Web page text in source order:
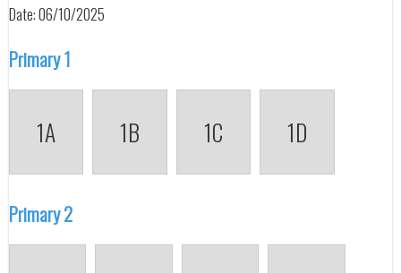
Date:06/10/2025
Primary 1
1A 1B 1C 1D
Primary 2